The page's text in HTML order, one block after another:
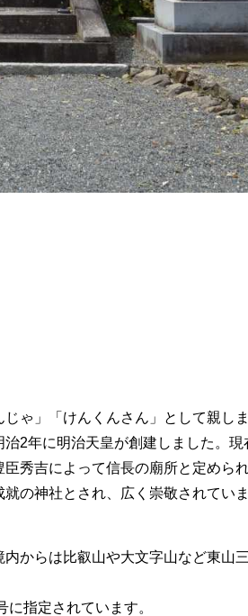
ゃ」「けんくんさん」として親し
2年に明治天皇が創建しました。現
秀吉によって信長の廟所と定めら
の神社とされ、広く崇敬されていま
からは比叡山や大文字山など東山
指定されています。